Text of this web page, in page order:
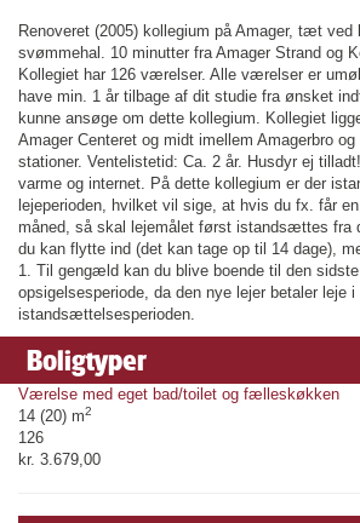
Renoveret (2005) kollegium på Amager, tæt
svømmehal. 10 minutter fra Amager Strand og
Kollegiet har 126 værelser. Alle værelser er
have min. 1 år tilbage af dit studie fra ønsket
kunne ansøge om dette kollegium. Kollegiet
Amager Centeret og midt imellem Amagerbro
stationer. Ventelistetid: Ca. 2 år. Husdyr ej
varme og internet. På dette kollegium er der
lejeperioden, hvilket vil sige, at hvis du fx. får
måned, så skal lejemålet først istandsættes fra
du kan flytte ind (det kan tage op til 14 dage),
1. Til gengæld kan du blive boende til den
opsigelsesperiode, da den nye lejer betaler leje i
istandsættelsesperioden.
Boligtyper
Værelse med eget bad/toilet og fælleskøkken
14 (20) m2
126
kr. 3.679,00